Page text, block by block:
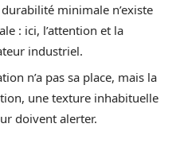
minimale n’existe
: ici, l’attention et la
industriel.
n’a pas sa place, mais la
une texture inhabituelle
doivent alerter.